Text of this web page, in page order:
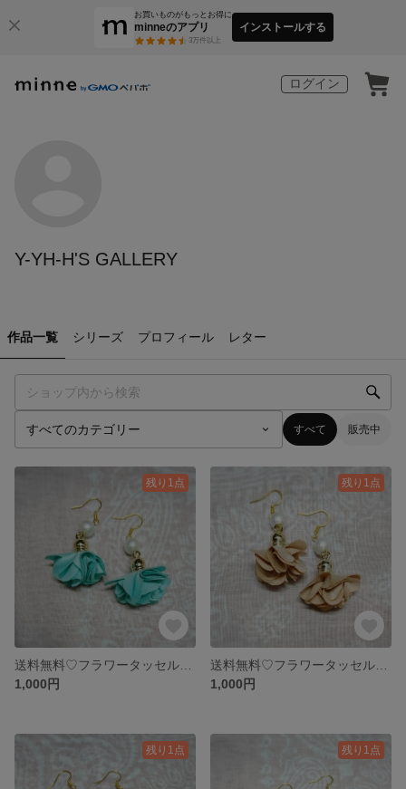
お買いものがもっとお得に
minneのアプリ
3万件以上
インストールする
ログイン
Y-YH-H'S GALLERY
作品一覧 シリーズ プロフィール レター
すべて 販売中
残り1点
1,000円
残り1点
1,000円
残り1点 残り1点